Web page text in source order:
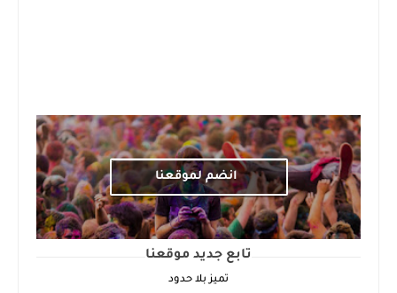
انضم لموقعنا
تابع جديد موقعنا
تميز بلا حدود